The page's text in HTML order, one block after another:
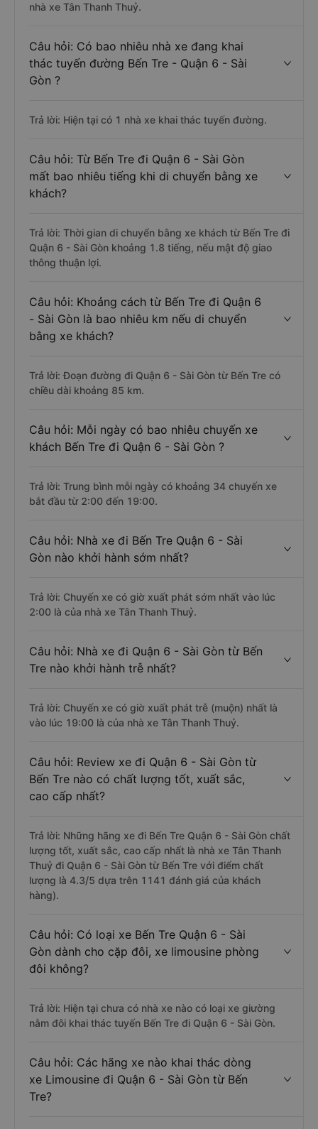
nhà xe Tân Thanh Thuỷ.
Câu hỏi: Có bao nhiêu nhà xe đang khai
thác tuyến đường Bến Tre - Quận 6 - Sài
Gòn ?
Trả lời: Hiện tại có 1 nhà xe khai thác tuyến đường.
Câu hỏi: Từ Bến Tre đi Quận 6 - Sài Gòn
mất bao nhiêu tiếng khi di chuyển bằng xe
khách?
Trả lời: Thời gian di chuyển bằng xe khách từ Bến Tre đi
Quận 6 - Sài Gòn khoảng 1.8 tiếng, nếu mật độ giao
thông thuận lợi.
Câu hỏi: Khoảng cách từ Bến Tre đi Quận 6
- Sài Gòn là bao nhiêu km nếu di chuyển
bằng xe khách?
Trả lời: Đoạn đường đi Quận 6 - Sài Gòn từ Bến Tre có
chiều dài khoảng 85 km.
Câu hỏi: Mỗi ngày có bao nhiêu chuyến xe
khách Bến Tre đi Quận 6 - Sài Gòn ?
Trả lời: Trung bình mỗi ngày có khoảng 34 chuyến xe
bắt đầu từ 2:00 đến 19:00.
Câu hỏi: Nhà xe đi Bến Tre Quận 6 - Sài
Gòn nào khởi hành sớm nhất?
Trả lời: Chuyến xe có giờ xuất phát sớm nhất vào lúc
2:00 là của nhà xe Tân Thanh Thuỷ.
Câu hỏi: Nhà xe đi Quận 6 - Sài Gòn từ Bến
Tre nào khởi hành trễ nhất?
Trả lời: Chuyến xe có giờ xuất phát trễ (muộn) nhất là
vào lúc 19:00 là của nhà xe Tân Thanh Thuỷ.
Câu hỏi: Review xe đi Quận 6 - Sài Gòn từ
Bến Tre nào có chất lượng tốt, xuất sắc,
cao cấp nhất?
Trả lời: Những hãng xe đi Bến Tre Quận 6 - Sài Gòn chất
lượng tốt, xuất sắc, cao cấp nhất là nhà xe Tân Thanh
Thuỷ đi Quận 6 - Sài Gòn từ Bến Tre với điểm chất
lượng là 4.3/5 dựa trên 1141 đánh giá của khách
hàng).
Câu hỏi: Có loại xe Bến Tre Quận 6 - Sài
Gòn dành cho cặp đôi, xe limousine phòng
đôi không?
Trả lời: Hiện tại chưa có nhà xe nào có loại xe giường
nằm đôi khai thác tuyến Bến Tre đi Quận 6 - Sài Gòn.
Câu hỏi: Các hãng xe nào khai thác dòng
xe Limousine đi Quận 6 - Sài Gòn từ Bến
Tre?